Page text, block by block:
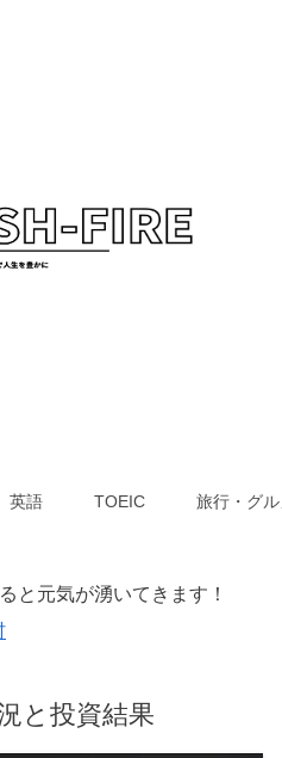
英語 TOEIC 旅行・グ
と元気が湧いてきます！
と投資結果